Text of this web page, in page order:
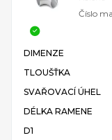
Číslo
DIMENZE
TLOUŠŤKA
SVAŘOVACÍ ÚHEL
DÉLKA RAMENE
D1